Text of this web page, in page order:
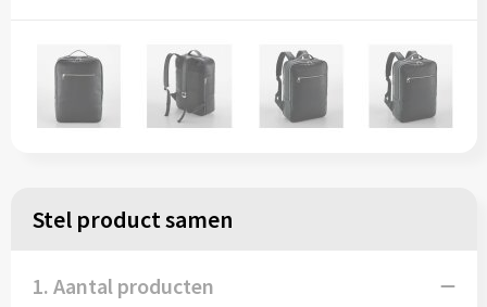
Stel product samen
1. Aantal producten